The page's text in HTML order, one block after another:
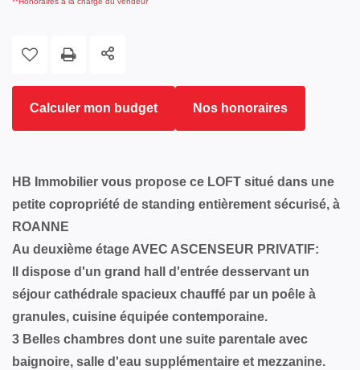
Calculer mon budget Nos honoraires
HB Immobilier vous propose ce LOFT situé dans une
petite copropriété de standing entièrement sécurisé, à
ROANNE
Au deuxième étage AVEC ASCENSEUR PRIVATIF:
Il dispose d'un grand hall d'entrée desservant un
séjour cathédrale spacieux chauffé par un poêle à
granules, cuisine équipée contemporaine.
3 Belles chambres dont une suite parentale avec
baignoire, salle d'eau supplémentaire et mezzanine.